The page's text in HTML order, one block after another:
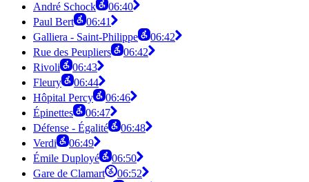
André Schock
06:40
Paul Bert
06:41
Galliera - Saint-Philippe
06:42
Rue des Peupliers
06:42
Rivoli
06:43
Fleury
06:44
Hôpital Percy
06:46
Épinettes
06:47
Défense - Égalité
06:48
Verdi
06:49
Émile Duployé
06:50
Gare de Clamart
06:52